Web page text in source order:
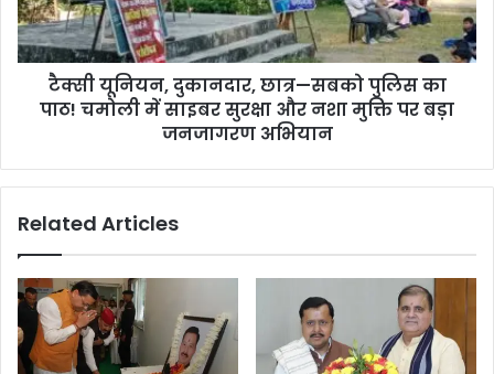
ड़
ने
का
या
है
ऊं
म
हो
त्स
,
दु
का
—
को
लि
स
टैक्सी यूनियन, दुकानदार, छात्र—सबको पुलिस का
पाठ! चमोली में साइबर सुरक्षा और नशा मुक्ति पर बड़ा
जनजागरण अभियान
Related Articles